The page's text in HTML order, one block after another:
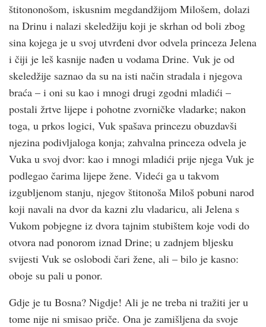
štitononošom, iskusnim megdandžijom Milošem, dolazi
na Drinu i nalazi skeledžiju koji je skrhan od boli zbog
sina kojega je u svoj utvrđeni dvor odvela princeza Jelena
i čiji je leš kasnije nađen u vodama Drine. Vuk je od
skeledžije saznao da su na isti način stradala i njegova
braća – i oni su kao i mnogi drugi zgodni mladići –
postali žrtve lijepe i pohotne zvorničke vladarke; nakon
toga, u prkos logici, Vuk spašava princezu obuzdavši
njezina podivljaloga konja; zahvalna princeza odvela je
Vuka u svoj dvor: kao i mnogi mladići prije njega Vuk je
podlegao čarima lijepe žene. Videći ga u takvom
izgubljenom stanju, njegov štitonoša Miloš pobuni narod
koji navali na dvor da kazni zlu vladaricu, ali Jelena s
Vukom pobjegne iz dvora tajnim stubištem koje vodi do
otvora nad ponorom iznad Drine; u zadnjem bljesku
svijesti Vuk se oslobodi čari žene, ali – bilo je kasno:
oboje su pali u ponor.
Gdje je tu Bosna? Nigdje! Ali je ne treba ni tražiti jer u
tome nije ni smisao priče. Ona je zamišljena da svoje